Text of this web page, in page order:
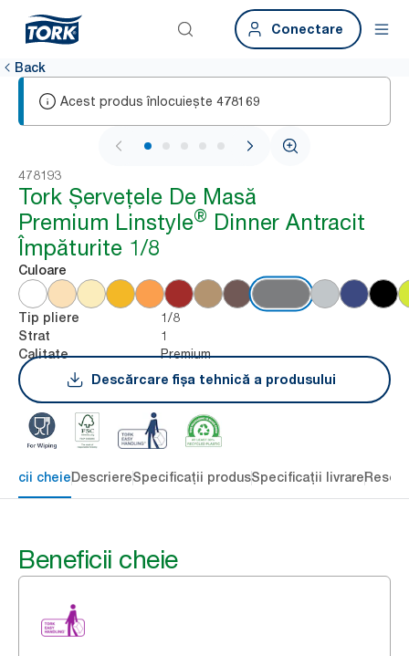
Conectare
Back
Acest produs înlocuiește 478169
1 / 5
478193
Tork Șervețele De Masă
Premium Linstyle® Dinner Antracit
Împăturite 1/8
Culoare
Tip pliere 1/8
Strat 1
Calitate
Premium
Descărcare fișa tehnică a produsului
cheieDescriereSpecificații produsSpecificații livrare
Beneficii cheie